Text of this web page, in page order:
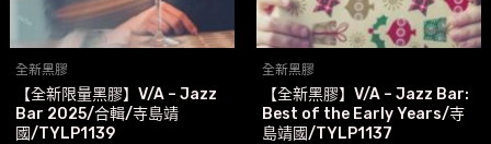
全新黑膠
【全新限量黑膠】V/A – Jazz
Bar 2025/合輯/寺島靖
國/TYLP1139
全新黑膠
【全新黑膠】V/A – Jazz Bar:
Best of the Early Years/寺
島靖國/TYLP1137